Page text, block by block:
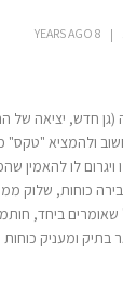
8 YEARS AGO
חדש, יציאה של
ולהמציא "טקס"
לו להאמין
כוחות, שלוק
ביחד,
ומעניק כוחות